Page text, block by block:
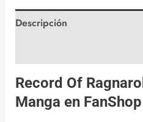
Descripción
Record Of
Manga en FanShop